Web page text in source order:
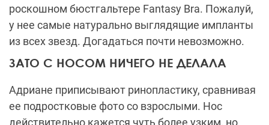
роскошном бюстгальтере Fantasy Bra. Пожалуй,
у нее самые натурально выглядящие импланты
из всех звезд. Догадаться почти невозможно.
ЗАТО С НОСОМ НИЧЕГО НЕ ДЕЛАЛА
Адриане приписывают ринопластику, сравнивая
ее подростковые фото со взрослыми. Нос